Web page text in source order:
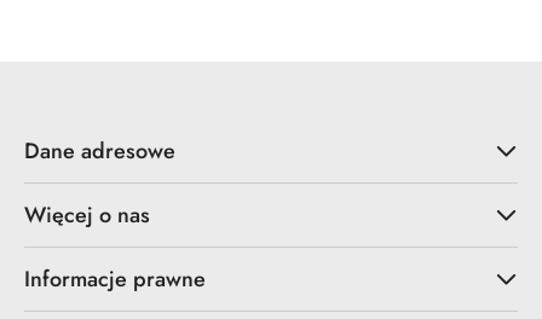
Dane adresowe
Więcej o nas
Informacje prawne